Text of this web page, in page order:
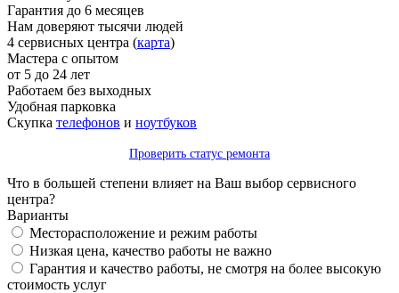
Гарантия до 6 месяцев
Нам доверяют тысячи людей
4 сервисных центра (карта)
Мастера с опытом
от 5 до 24 лет
Работаем без выходных
Удобная парковка
Скупка телефонов и ноутбуков
Проверить статус ремонта
Что в большей степени влияет на Ваш выбор сервисного
центра?
Варианты
Месторасположение и режим работы
Низкая цена, качество работы не важно
Гарантия и качество работы, не смотря на более высокую
стоимость услуг